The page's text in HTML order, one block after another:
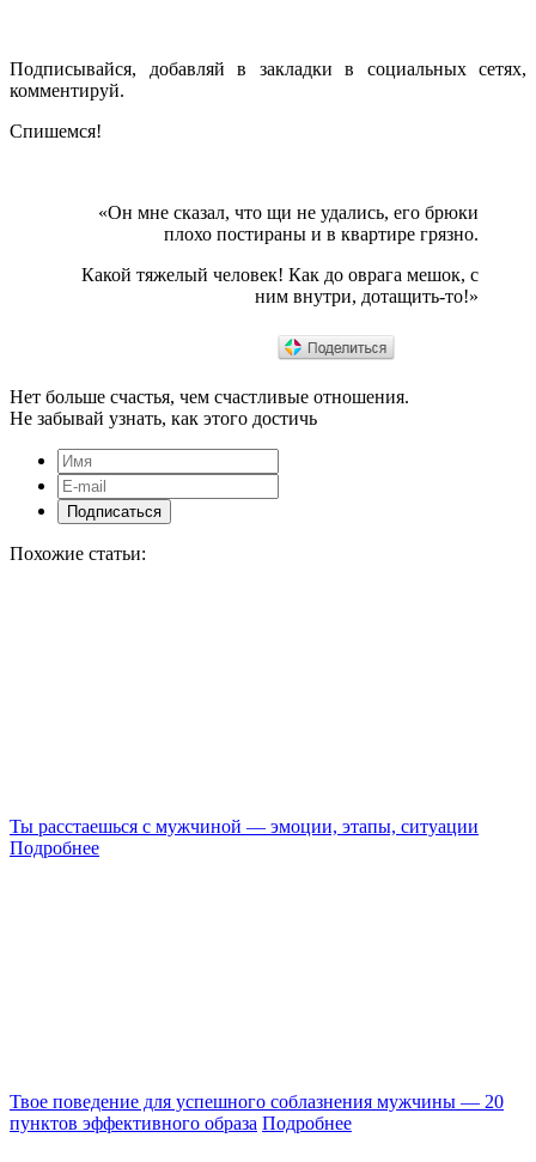
Подписывайся, добавляй в закладки в социальных сетях,
комментируй.
Спишемся!
«Он мне сказал, что щи не удались, его брюки
плохо постираны и в квартире грязно.
Какой тяжелый человек! Как до оврага мешок, с
ним внутри, дотащить-то!»
Нет больше счастья, чем счастливые отношения.
Не забывай узнать, как этого достичь
Похожие статьи:
Ты расстаешься с мужчиной — эмоции, этапы, ситуации
Подробнее
Твое поведение для успешного соблазнения мужчины — 20
пунктов эффективного образа Подробнее